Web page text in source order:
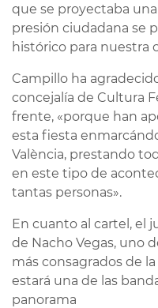
que se proyectaba
presión ciudadana se
histórico para nuestra
Campillo ha
concejalía de Cultura
frente, «porque han
esta fiesta
València, prestando
en este tipo de
tantas personas».
En cuanto al cartel, el
de Nacho Vegas, uno
más consagrados de
estará una de las
panorama